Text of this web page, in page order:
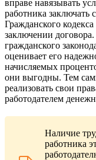
вправе навязывать
работника заключать
Гражданского
заключении
гражданского
оценивает его
начисляемых
они выгодны. Тем
реализовать свои
работодателем
Наличие
работника